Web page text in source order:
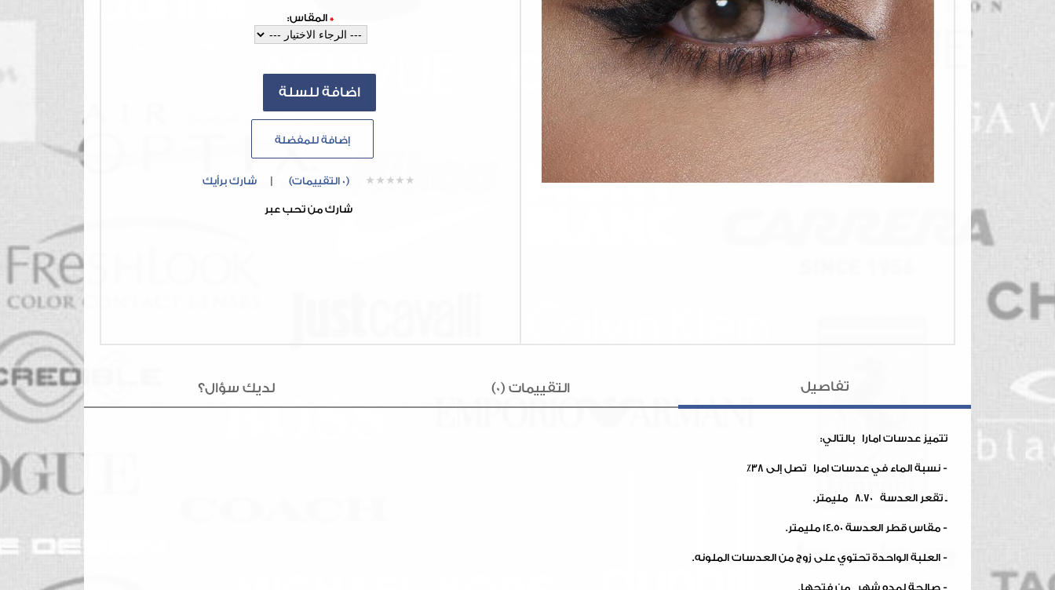
* المقاس:
إضافة للمفضلة
(0 التقييمات) شارك برأيك
شارك من تحب عبر
تفاصيل التقييمات (0) لديك سؤال؟
تتميز عدسات امارا بالتالي:
- نسبة الماء في عدسات امرا تصل إلى 38٪
ـ تقعر العدسة 8.70 مليمتر.
- مقاس قطر العدسة 14.50 مليمتر.
- العلبة الواحدة تحتوي على زوج من العدسات الملونه.
- صالحة لمده شهر من فتحها.